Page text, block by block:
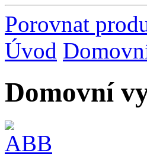
Porovnat
Úvod
Domovní